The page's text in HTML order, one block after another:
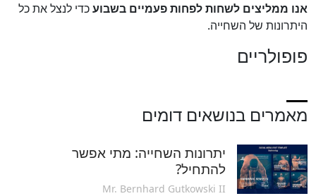
אנו ממליצים לשחות לפחות פעמיים בשבועכדי לנצל את כל
היתרונות של השחייה.
פופולריים
מאמרים בנושאים דומים
יתרונות השחייה: מתי אפשר
להתחיל?
Mr. Bernhard Gutkowski II